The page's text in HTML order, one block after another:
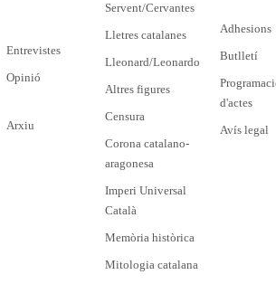
Entrevistes
Opinió
Arxiu
Servent/Cervantes
Lletres catalanes
Lleonard/Leonardo
Altres figures
Censura
Corona catalano-
aragonesa
Imperi Universal
Català
Memòria històrica
Mitologia catalana
Adhesions
Butlletí
d'actes
Avís legal